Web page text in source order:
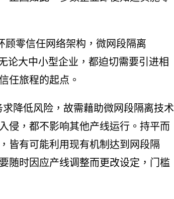
顾零信任网络架构，微网段隔离
论大中小型企业，都迫切需要引进相
任旅程的起点。
降低风险，故需藉助微网段隔离技术
侵，都不影响其他产线运行。持平而
皆有可能利用现有机制达到网段隔
随时因应产线调整而更改设定，门槛